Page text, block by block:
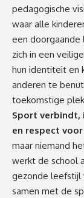
pedagogische
waar alle
een doorgaande
zich in een
hun identiteit en
anderen te
toekomstige
Sport verbindt,
en respect
maar niemand
werkt de school
gezonde leefstijl
samen met de